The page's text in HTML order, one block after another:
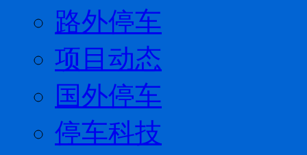
路外停车
项目动态
国外停车
停车科技